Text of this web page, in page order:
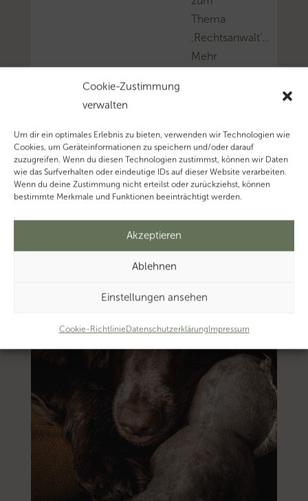
Cookie-Zustimmung
verwalten
Um dir ein optimales Erlebnis zu bieten, verwenden wir Technologien wie
Cookies, um Geräteinformationen zu speichern und/oder darauf
zuzugreifen. Wenn du diesen Technologien zustimmst, können wir Daten
wie das Surfverhalten oder eindeutige IDs auf dieser Website verarbeiten.
Wenn du deine Zustimmung nicht erteilst oder zurückziehst, können
bestimmte Merkmale und Funktionen beeinträchtigt werden.
Akzeptieren
Ablehnen
Einstellungen ansehen
Cookie-RichtlinieDatenschutzerklärungImpressum
Thema
‚Rechtsanwalt’…
Mehr